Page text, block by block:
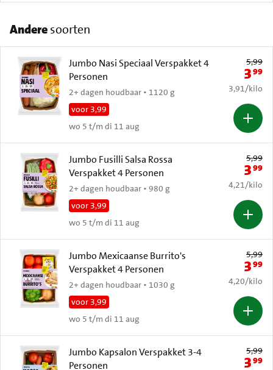
Anderesoorten
Jumbo Nasi Speciaal Verspakket 4
Personen
2+ dagen houdbaar • 1120 g
voor 3,99
wo 5 t/m di 11 aug
Oude prijs:
5,99
399
€ 3,91 per
3,91/kilo
Jumbo Fusilli Salsa Rossa
Verspakket 4 Personen
2+ dagen houdbaar • 980 g
voor 3,99
wo 5 t/m di 11 aug
Oude prijs:
5,99
399
€ 4,21 per
4,21/kilo
Jumbo Mexicaanse Burrito's
Verspakket 4 Personen
2+ dagen houdbaar • 1030 g
voor 3,99
wo 5 t/m di 11 aug
Oude prijs:
5,99
399
€ 4,20 per
4,20/kilo
Jumbo Kapsalon Verspakket 3-4
Personen
Oude prijs:
5,99
399